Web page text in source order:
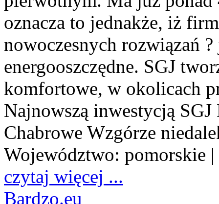
oznacza to jednakże, iż
nowoczesnych rozwiązań
energooszczędne. SGJ
komfortowe, w okolicach
Najnowszą inwestycją
Chabrowe Wzgórze
Województwo: pomorskie
czytaj więcej ...
Bardzo.eu